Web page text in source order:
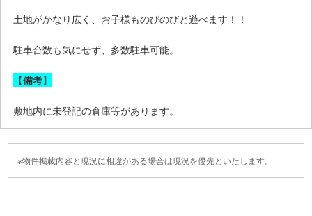
土地がかなり広く、お子様ものびのびと遊べます！！
駐車台数も気にせず、多数駐車可能。
【備考】
敷地内に未登記の倉庫等があります。
物件掲載内容と現況に相違がある場合は現況を優先といたします。